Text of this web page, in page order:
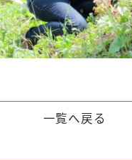
一覧へ戻る